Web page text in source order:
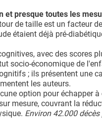
presque toutes les
de taille est un facteur
étaient déjà pré-
avec des scores
socio-économique de
; ils présentent une
les auteurs.
option pour échapper
mesure, couvrant la
Environ 42.000